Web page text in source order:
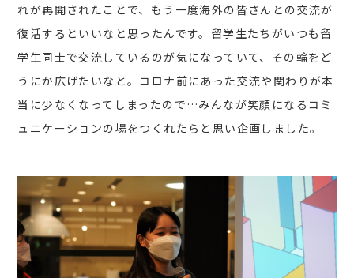
れが再開されたことで、もう一度海外の皆さんとの交流が
復活するといいなと思ったんです。留学生たちがいつも留
学生同士で交流しているのが気になっていて、その輪をど
うにか広げたいなと。コロナ前にあった交流や関わりが本
当に少なくなってしまったので…みんなが笑顔になるコミ
ュニケーションの場をつくれたらと思い企画しました。